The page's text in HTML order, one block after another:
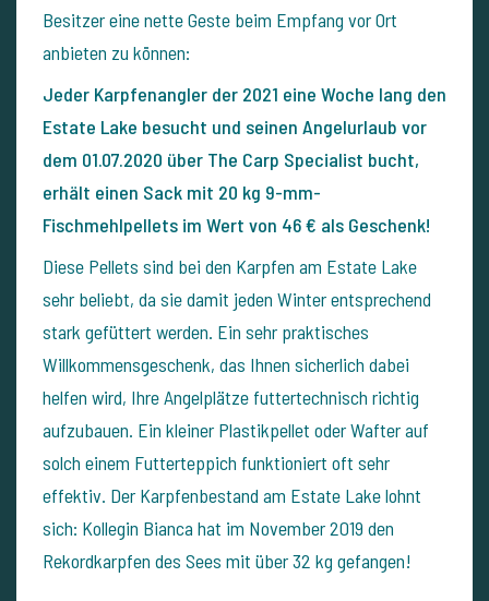
Besitzer eine nette Geste beim Empfang vor Ort
anbieten zu können:
Jeder Karpfenangler der 2021 eine Woche lang den
Estate Lake besucht und seinen Angelurlaub vor
dem 01.07.2020 über The Carp Specialist bucht,
erhält einen Sack mit 20 kg 9-mm-
Fischmehlpellets im Wert von 46 € als Geschenk!
Diese Pellets sind bei den Karpfen am Estate Lake
sehr beliebt, da sie damit jeden Winter entsprechend
stark gefüttert werden. Ein sehr praktisches
Willkommensgeschenk, das Ihnen sicherlich dabei
helfen wird, Ihre Angelplätze futtertechnisch richtig
aufzubauen. Ein kleiner Plastikpellet oder Wafter auf
solch einem Futterteppich funktioniert oft sehr
effektiv. Der Karpfenbestand am Estate Lake lohnt
sich: Kollegin Bianca hat im November 2019 den
Rekordkarpfen des Sees mit über 32 kg gefangen!